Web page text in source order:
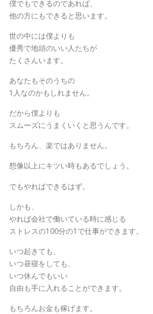
僕でもできるのであれば、
他の方にもできると思います。
世の中には僕よりも
優秀で地頭のいい人たちが
たくさんいます。
あなたもそのうちの
1人なのかもしれません。
だから僕よりも
スムーズにうまくいくと思うんです。
もちろん、楽ではありません。
想像以上にキツい時もあるでしょう。
でもやればできるはず。
しかも、
やれば会社で働いている時に感じる
ストレスの100分の1で仕事ができます。
いつ起きても、
いつ昼寝をしても、
いつ休んでもいい
自由も手に入れることができます。
もちろんお金も稼げます。